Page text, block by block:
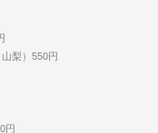
梨）550円
円